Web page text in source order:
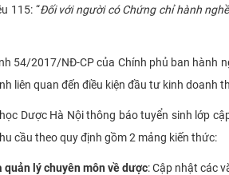
115: “Đối với người có Chứng chỉ hành
54/2017/NĐ-CP của Chính phủ ban hành
liên quan đến điều kiện đầu tư kinh doanh
Dược Hà Nội thông báo tuyển sinh lớp
cầu theo quy định gồm 2 mảng kiến thức:
quản lý chuyên môn về dược: Cập nhật các